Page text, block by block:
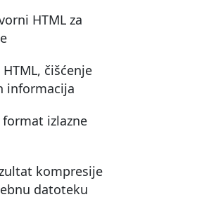
HTML za
čišćenje
informacija
izlazne
kompresije
datoteku